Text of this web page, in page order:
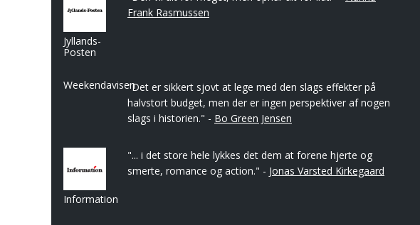
Jyllands-
Posten
Frank Rasmussen
Weekendavisen"Det er sikkert sjovt at lege med den slags effekter på
halvstort budget, men der er ingen perspektiver af nogen
slags i historien." - Bo Green Jensen
Information
"... i det store hele lykkes det dem at forene hjerte og
smerte, romance og action." - Jonas Varsted Kirkegaard